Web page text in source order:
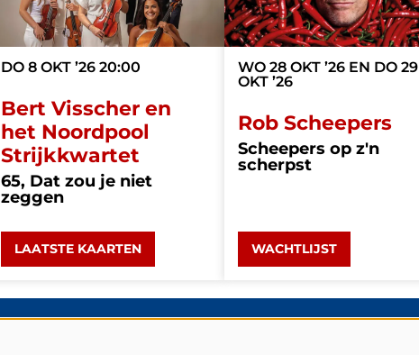
Bert Visscher en
het Noordpool
Strijkkwartet
65, Dat zou je niet
zeggen
DO 8 OKT ’26 20:00
LAATSTE KAARTEN
Rob Scheepers
Scheepers op z'n
scherpst
WO 28 OKT ’26 EN DO 29
OKT ’26
WACHTLIJST